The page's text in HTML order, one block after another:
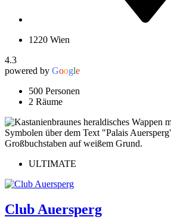
1220 Wien
4.3
powered by Google
500 Personen
2 Räume
ULTIMATE
Club Auersperg